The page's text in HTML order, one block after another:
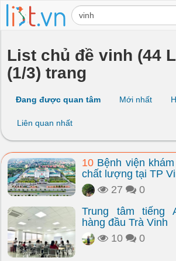
List chủ đề vinh (44
(1/3) trang
Đang được quan tâm Mới nhất
Liên quan nhất
10 Bệnh viện
chất lượng tại TP
27
0
Trung tâm tiếng
hàng đầu Trà Vinh
10
0